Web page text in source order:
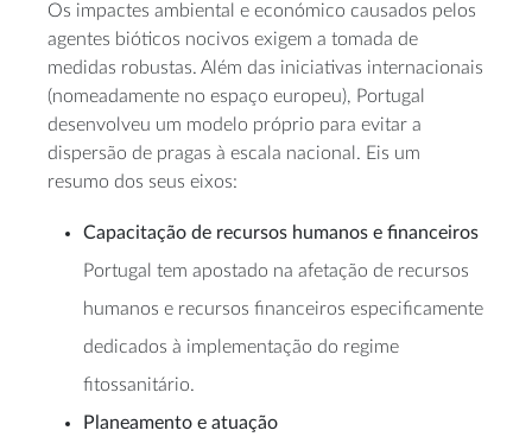
Os impactes ambiental e económico causados pelos
agentes bióticos nocivos exigem a tomada de
medidas robustas. Além das iniciativas internacionais
(nomeadamente no espaço europeu), Portugal
desenvolveu um modelo próprio para evitar a
dispersão de pragas à escala nacional. Eis um
resumo dos seus eixos:
Capacitação de recursos humanos e financeiros
Portugal tem apostado na afetação de recursos
humanos e recursos financeiros especificamente
dedicados à implementação do regime
fitossanitário.
Planeamento e atuação